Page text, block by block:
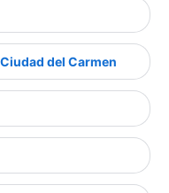
del Carmen